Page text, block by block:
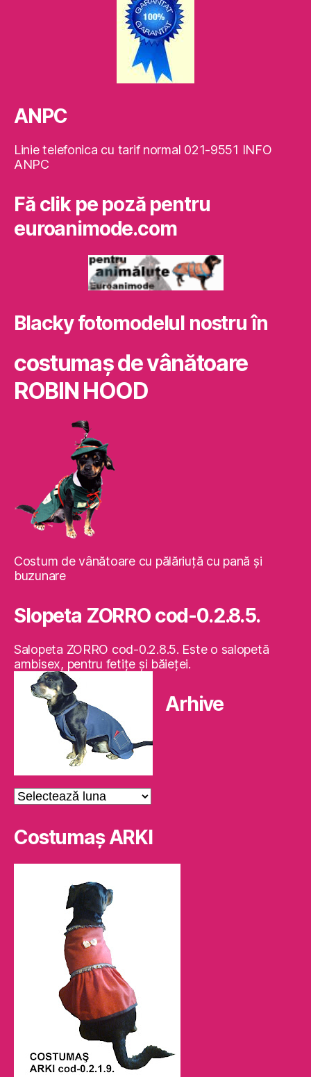
ANPC
Linie telefonica cu tarif normal 021-9551 INFO
ANPC
Fă clik pe poză pentru
euroanimode.com
Blacky fotomodelul nostru în
costumaş de vânătoare
ROBIN HOOD
Costum de vânătoare cu pălăriuţă cu pană şi
buzunare
Slopeta ZORRO cod-0.2.8.5.
Salopeta ZORRO cod-0.2.8.5. Este o salopetă
ambisex, pentru fetiţe şi băieţei.
Arhive
Arhive
Costumaş ARKI